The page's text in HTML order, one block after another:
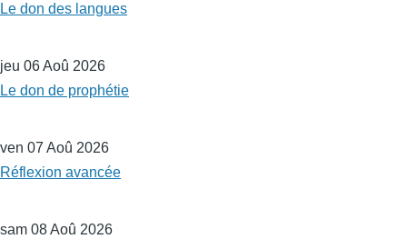
Le don des langues
jeu 06 Aoû 2026
Le don de prophétie
ven 07 Aoû 2026
Réflexion avancée
sam 08 Aoû 2026